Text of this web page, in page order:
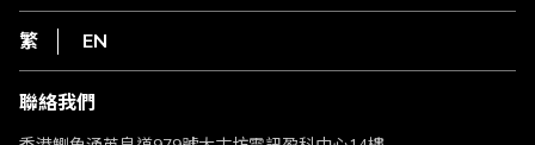
HKT
私隱聲明
使用條款
條款及細則
不歧視及不騷擾聲明
認可牌照及通告
繁 EN
聯絡我們